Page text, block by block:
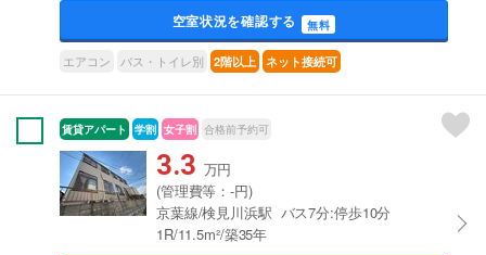
空室状況を確認する 無料
エアコン バス・トイレ別 2階以上 ネット接続可
賃貸アパート 学割 女子割 合格前予約可
3.3 万円
(管理費等：-円)
京葉線/検見川浜駅 バス7分:停歩10分
1R/11.5m²/築35年